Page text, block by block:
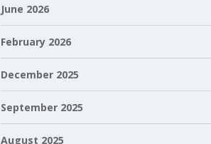
June 2026
February 2026
December 2025
September 2025
August 2025